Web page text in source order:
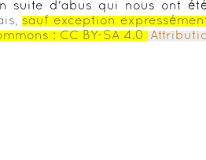
suite d'abus qui nous ont
sauf exception
: CC BY-SA 4.0